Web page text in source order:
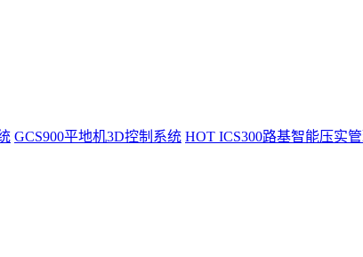
GCS900平地机3D控制系统 HOT ICS300路基智能压实